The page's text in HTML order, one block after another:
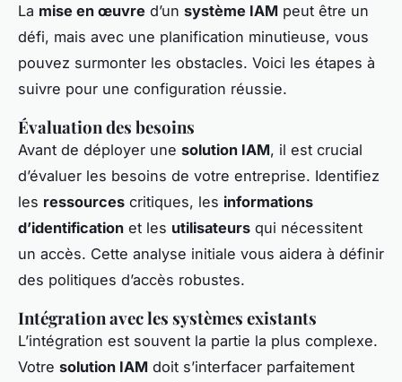
La mise en œuvre d’un système IAM peut être un
défi, mais avec une planification minutieuse, vous
pouvez surmonter les obstacles. Voici les étapes à
suivre pour une configuration réussie.
Évaluation des besoins
Avant de déployer une solution IAM, il est crucial
d’évaluer les besoins de votre entreprise. Identifiez
les ressources critiques, les informations
d’identification et les utilisateurs qui nécessitent
un accès. Cette analyse initiale vous aidera à définir
des politiques d’accès robustes.
Intégration avec les systèmes existants
L’intégration est souvent la partie la plus complexe.
Votre solution IAM doit s’interfacer parfaitement